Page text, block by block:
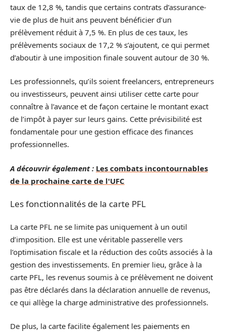
taux de 12,8 %, tandis que certains contrats d’assurance-
vie de plus de huit ans peuvent bénéficier d’un
prélèvement réduit à 7,5 %. En plus de ces taux, les
prélèvements sociaux de 17,2 % s’ajoutent, ce qui permet
d’aboutir à une imposition finale souvent autour de 30 %.
Les professionnels, qu’ils soient freelancers, entrepreneurs
ou investisseurs, peuvent ainsi utiliser cette carte pour
connaître à l’avance et de façon certaine le montant exact
de l’impôt à payer sur leurs gains. Cette prévisibilité est
fondamentale pour une gestion efficace des finances
professionnelles.
A découvrir également : Les combats incontournables
de la prochaine carte de l'UFC
Les fonctionnalités de la carte PFL
La carte PFL ne se limite pas uniquement à un outil
d’imposition. Elle est une véritable passerelle vers
l’optimisation fiscale et la réduction des coûts associés à la
gestion des investissements. En premier lieu, grâce à la
carte PFL, les revenus soumis à ce prélèvement ne doivent
pas être déclarés dans la déclaration annuelle de revenus,
ce qui allège la charge administrative des professionnels.
De plus, la carte facilite également les paiements en